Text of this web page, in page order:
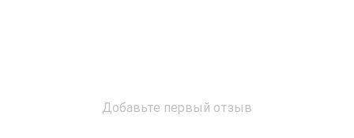
Добавьте первый отзыв